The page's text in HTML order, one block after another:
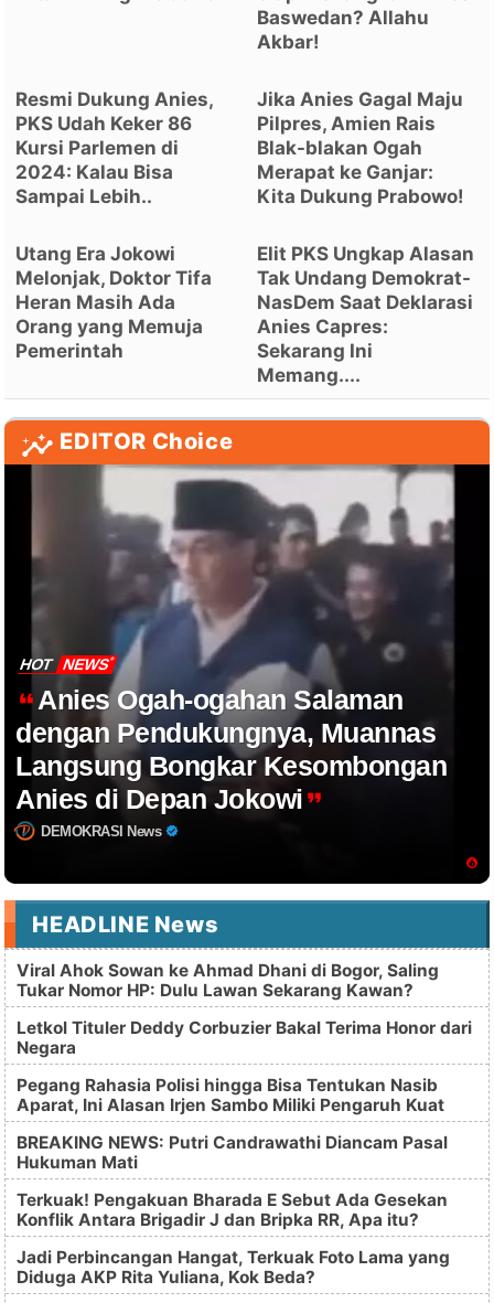
Baswedan? Allahu
Akbar!
Resmi Dukung Anies,
PKS Udah Keker 86
Kursi Parlemen di
2024: Kalau Bisa
Sampai Lebih..
Jika Anies Gagal Maju
Pilpres, Amien Rais
Blak-blakan Ogah
Merapat ke Ganjar:
Kita Dukung Prabowo!
Utang Era Jokowi
Melonjak, Doktor Tifa
Heran Masih Ada
Orang yang Memuja
Pemerintah
Elit PKS Ungkap Alasan
Tak Undang Demokrat-
NasDem Saat Deklarasi
Anies Capres:
Sekarang Ini
Memang....
EDITOR Choice
HOT NEWS
Anies Ogah-ogahan Salaman
dengan Pendukungnya, Muannas
Langsung Bongkar Kesombongan
Anies di Depan Jokowi
DEMOKRASI News
HEADLINE News
Viral Ahok Sowan ke Ahmad Dhani di Bogor, Saling
Tukar Nomor HP: Dulu Lawan Sekarang Kawan?
Letkol Tituler Deddy Corbuzier Bakal Terima Honor dari
Negara
Pegang Rahasia Polisi hingga Bisa Tentukan Nasib
Aparat, Ini Alasan Irjen Sambo Miliki Pengaruh Kuat
BREAKING NEWS: Putri Candrawathi Diancam Pasal
Hukuman Mati
Terkuak! Pengakuan Bharada E Sebut Ada Gesekan
Konflik Antara Brigadir J dan Bripka RR, Apa itu?
Jadi Perbincangan Hangat, Terkuak Foto Lama yang
Diduga AKP Rita Yuliana, Kok Beda?